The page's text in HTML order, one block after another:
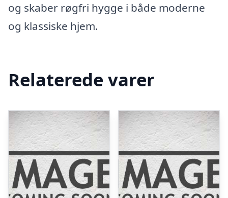
og skaber røgfri hygge i både moderne
og klassiske hjem.
Relaterede varer